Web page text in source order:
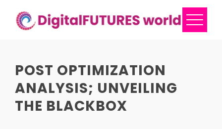
content
POST OPTIMIZATION
ANALYSIS; UNVEILING
THE BLACKBOX